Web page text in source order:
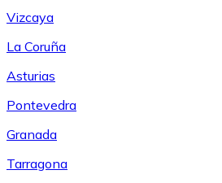
Vizcaya
La Coruña
Asturias
Pontevedra
Granada
Tarragona